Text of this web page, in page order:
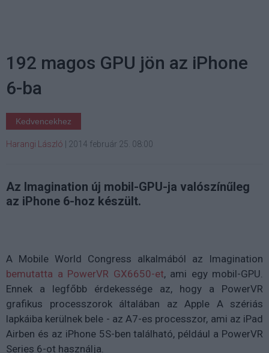
192 magos GPU jön az iPhone
6-ba
Kedvencekhez
Harangi László 2014 február 25. 08:00
Az Imagination új mobil-GPU-ja valószínűleg
az iPhone 6-hoz készült.
A Mobile World Congress alkalmából az Imagination
bemutatta a PowerVR GX6650-et, ami egy mobil-GPU.
Ennek a legfőbb érdekessége az, hogy a PowerVR
grafikus processzorok általában az Apple A szériás
lapkáiba kerülnek bele - az A7-es processzor, ami az iPad
Airben és az iPhone 5S-ben található, például a PowerVR
Series 6-ot használja.